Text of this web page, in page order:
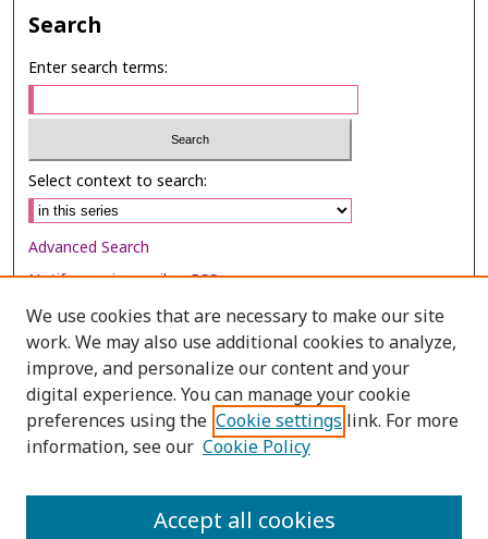
Search
Enter search terms:
Select context to search:
Advanced Search
Notify me via email orRSS
Browse
Collections
Disciplines
Authors
We use cookies that are necessary to make our site
work. We may also use additional cookies to analyze,
improve, and personalize our content and your
digital experience. You can manage your cookie
preferences using the Cookie settings link. For more
information, see our Cookie Policy
Accept all cookies